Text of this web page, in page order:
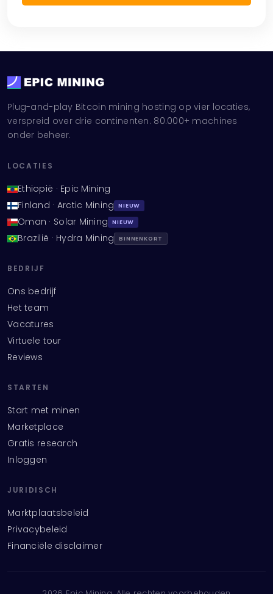
Plug-and-play Bitcoin mining hosting op vier locaties,
verspreid over drie continenten. 80.000+ machines
onder beheer.
LOCATIES
Ethiopië · Epic Mining
Finland · Arctic Mining
NIEUW
Oman · Solar Mining NIEUW
Brazilië · Hydra Mining BINNENKORT
BEDRIJF
Ons bedrijf
Het team
Vacatures
Virtuele tour
Reviews
STARTEN
Start met minen
Marketplace
Gratis research
Inloggen
JURIDISCH
Marktplaatsbeleid
Privacybeleid
Financiële disclaimer